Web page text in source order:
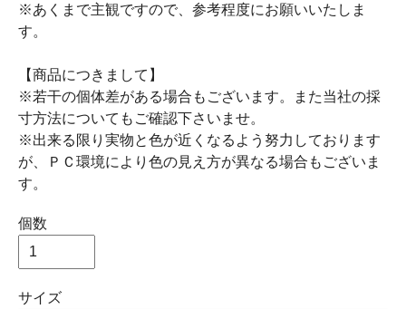
※あくまで主観ですので、参考程度にお願いいたしま
す。
【商品につきまして】
※若干の個体差がある場合もございます。また当社の採
寸方法についてもご確認下さいませ。
※出来る限り実物と色が近くなるよう努力しております
が、ＰＣ環境により色の見え方が異なる場合もございま
す。
個数
サイズ